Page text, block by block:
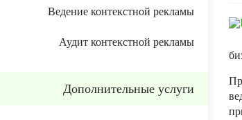
Ведение контекстной рекламы
Аудит контекстной рекламы
Дополнительные услуги